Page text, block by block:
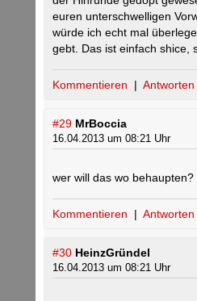
euren unterschwelligen
würde ich echt mal
gebt. Das ist einfach shice,
Kommentieren | Antworten
#29 MrBoccia
16.04.2013 um 08:21 Uhr
wer will das wo behaupten?
Kommentieren | Antworten
#30 HeinzGründel
16.04.2013 um 08:21 Uhr